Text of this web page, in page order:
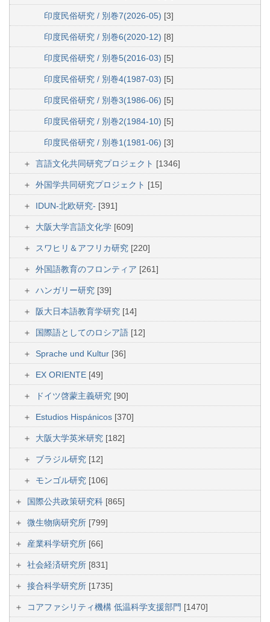
印度民俗研究 / 別巻7(2026-05) [3]
印度民俗研究 / 別巻6(2020-12) [8]
印度民俗研究 / 別巻5(2016-03) [5]
印度民俗研究 / 別巻4(1987-03) [5]
印度民俗研究 / 別巻3(1986-06) [5]
印度民俗研究 / 別巻2(1984-10) [5]
印度民俗研究 / 別巻1(1981-06) [3]
言語文化共同研究プロジェクト [1346]
外国学共同研究プロジェクト [15]
IDUN-北欧研究- [391]
大阪大学言語文化学 [609]
スワヒリ＆アフリカ研究 [220]
外国語教育のフロンティア [261]
ハンガリー研究 [39]
阪大日本語教育学研究 [14]
国際語としてのロシア語 [12]
Sprache und Kultur [36]
EX ORIENTE [49]
ドイツ啓蒙主義研究 [90]
Estudios Hispánicos [370]
大阪大学英米研究 [182]
ブラジル研究 [12]
モンゴル研究 [106]
国際公共政策研究科 [865]
微生物病研究所 [799]
産業科学研究所 [66]
社会経済研究所 [831]
接合科学研究所 [1735]
コアファシリティ機構 低温科学支援部門 [1470]